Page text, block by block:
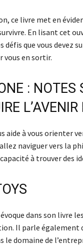
ce livre met en
En lisant cet
défis que vous devez
vous en sortir.
:
aide à vous orienter
naviguer vers la
à trouver des
dans son livre
Il parle également
le domaine de